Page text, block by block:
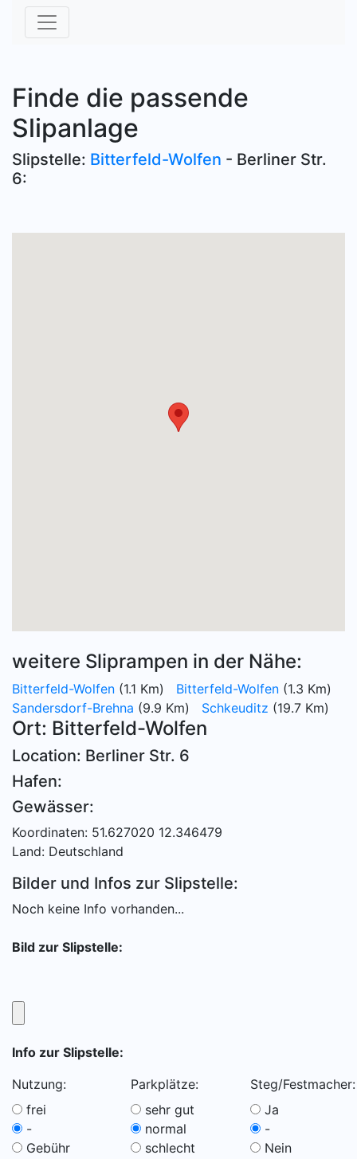
Finde die passende
Slipanlage
Slipstelle: Bitterfeld-Wolfen - Berliner Str.
6:
weitere Sliprampen in der Nähe:
Bitterfeld-Wolfen (1.1 Km) Bitterfeld-Wolfen (1.3 Km)
Sandersdorf-Brehna (9.9 Km) Schkeuditz (19.7 Km)
Ort: Bitterfeld-Wolfen
Location: Berliner Str. 6
Hafen:
Gewässer:
Koordinaten: 51.627020 12.346479
Land: Deutschland
Bilder und Infos zur Slipstelle:
Noch keine Info vorhanden...
Bild zur Slipstelle:
Info zur Slipstelle:
Nutzung:
frei
-
Gebühr
Parkplätze:
sehr gut
normal
schlecht
Steg/Festmacher:
Ja
-
Nein